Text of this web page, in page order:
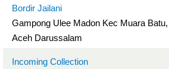
Bordir Jailani
Gampong Ulee Madon Kec Muara
Aceh Darussalam
Incoming Collection